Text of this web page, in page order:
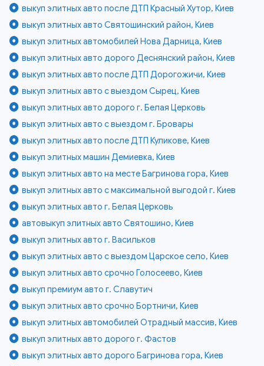
выкуп элитных авто после ДТП Красный Хутор, Киев
выкуп элитных авто Святошинский район, Киев
выкуп элитных автомобилей Нова Дарница, Киев
выкуп элитных авто дорого Деснянский район, Киев
выкуп элитных авто после ДТП Дорогожичи, Киев
выкуп элитных авто с выездом Сырец, Киев
выкуп элитных авто дорого г. Белая Церковь
выкуп элитных авто с выездом г. Бровары
выкуп элитных авто после ДТП Куликове, Киев
выкуп элитных машин Демиевка, Киев
выкуп элитных авто на месте Багринова гора, Киев
выкуп элитных авто с максимальной выгодой г. Киев
выкуп элитных авто г. Белая Церковь
автовыкуп элитных авто Святошино, Киев
выкуп элитных авто г. Васильков
выкуп элитных авто с выездом Царское село, Киев
выкуп элитных авто срочно Голосеево, Киев
выкуп премиум авто г. Славутич
выкуп элитных авто срочно Бортничи, Киев
выкуп элитных автомобилей Отрадный массив, Киев
выкуп элитных авто дорого г. Фастов
выкуп элитных авто дорого Багринова гора, Киев